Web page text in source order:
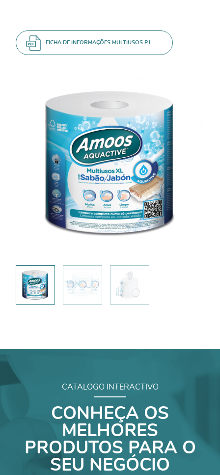
FICHA DE INFORMAÇÕES MULTIUSOS P1 ROLO
CATALOGO INTERACTIVO
CONHEÇA OS
MELHORES
PRODUTOS PARA O
SEU NEGÓCIO